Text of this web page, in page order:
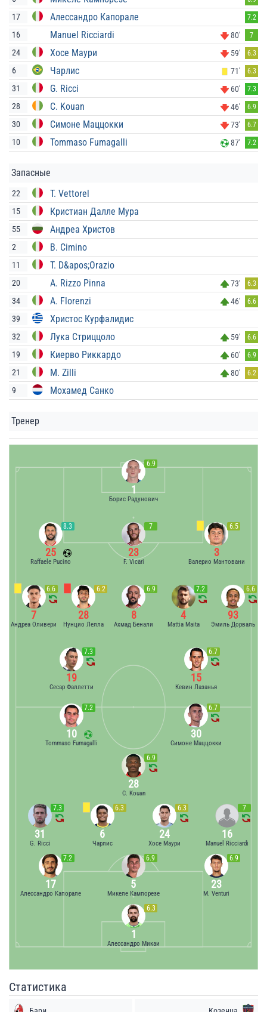
17 Алессандро Капорале 7.2
16 Manuel Ricciardi 80' 7
24 Хосе Маури 59' 6.3
6 Чарлис 71' 6.3
31 G. Ricci 60' 7.3
28 C. Kouan 46' 6.9
30 Симоне Маццокки 73' 6.7
10 Tommaso Fumagalli 87' 7.2
Запасные
22 T. Vettorel
15 Кристиан Далле Мура
55 Андреа Христов
2 B. Cimino
11 T. D&apos;Orazio
20 A. Rizzo Pinna 73' 6.3
34 A. Florenzi 46' 6.6
39 Христос Курфалидис
32 Лука Стриццоло 59' 6.6
19 Киерво Риккардо 60' 6.9
21 M. Zilli 80' 6.2
9 Мохамед Санко
Тренер
6.9
1
Борис Радунович
6.5
3
Валерио Мантовани
7
23
F. Vicari
8.3
25
Raffaele Pucino
6.6
93
Эмиль Дорваль
7.2
4
Mattia Maita
6.9
8
Ахмад Бенали
6.2
28
Нунцио Лелла
6.6
7
Андреа Оливери
6.7
15
Кевин Лазанья
7.3
19
Сесар Фаллетти
6.3
1
Алессандро Микаи
7.2
17
Алессандро Капорале
6.9
5
Микеле Кампорезе
6.9
23
M. Venturi
7.3
31
G. Ricci
6.3
6
Чарлис
6.3
24
Хосе Маури
7
16
Manuel Ricciardi
6.9
28
C. Kouan
7.2
10
Tommaso Fumagalli
6.7
30
Симоне Маццокки
Статистика